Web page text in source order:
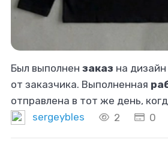
Был выполнен заказ на дизайн
от заказчика. Выполненная
отправлена в тот же день,
sergeybles
2 0